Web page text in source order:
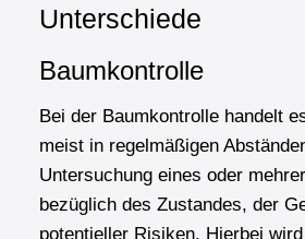
Unterschiede
Baumkontrolle
Bei der Baumkontrolle handelt
meist in regelmäßigen
Untersuchung eines oder
bezüglich des Zustandes, der
potentieller Risiken. Hierbei